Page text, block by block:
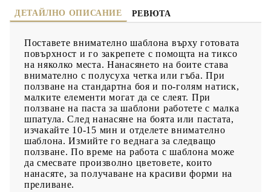
ДЕТАЙЛНО ОПИСАНИЕ РЕВЮТА
Поставете внимателно шаблона върху готовата
повърхност и го закрепете с помощта на тиксо
на няколко места. Нанасянето на боите става
внимателно с полусуха четка или гъба. При
ползване на стандартна боя и по-голям натиск,
малките елементи могат да се слеят. При
ползване на паста за шаблони работете с малка
шпатула. След нанасяне на боята или пастата,
изчакайте 10-15 мин и отделете внимателно
шаблона. Измийте го веднага за следващо
ползване. По време на работа с шаблона може
да смесвате произволно цветовете, които
нанасяте, за получаване на красиви форми на
преливане.